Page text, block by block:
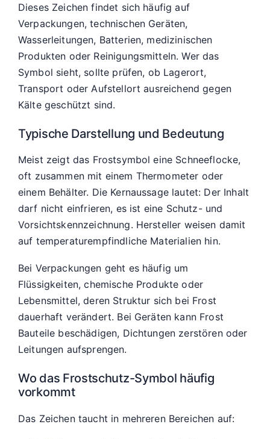
Dieses Zeichen findet sich häufig auf
Verpackungen, technischen Geräten,
Wasserleitungen, Batterien, medizinischen
Produkten oder Reinigungsmitteln. Wer das
Symbol sieht, sollte prüfen, ob Lagerort,
Transport oder Aufstellort ausreichend gegen
Kälte geschützt sind.
Typische Darstellung und Bedeutung
Meist zeigt das Frostsymbol eine Schneeflocke,
oft zusammen mit einem Thermometer oder
einem Behälter. Die Kernaussage lautet: Der Inhalt
darf nicht einfrieren, es ist eine Schutz- und
Vorsichtskennzeichnung. Hersteller weisen damit
auf temperaturempfindliche Materialien hin.
Bei Verpackungen geht es häufig um
Flüssigkeiten, chemische Produkte oder
Lebensmittel, deren Struktur sich bei Frost
dauerhaft verändert. Bei Geräten kann Frost
Bauteile beschädigen, Dichtungen zerstören oder
Leitungen aufsprengen.
Wo das Frostschutz-Symbol häufig
vorkommt
Das Zeichen taucht in mehreren Bereichen auf: